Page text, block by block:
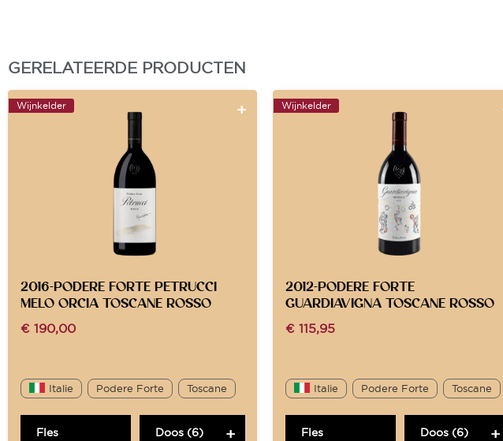
GERELATEERDE PRODUCTEN
Wijnkelder
2016-PODERE FORTE PETRUCCI
MELO ORCIA TOSCANE ROSSO
€ 190,00
Italie Podere Forte Toscane
Fles Doos (6)
Wijnkelder
2012-PODERE FORTE
GUARDIAVIGNA TOSCANE ROSSO
€ 115,95
Italie Podere Forte Toscane
Fles Doos (6)